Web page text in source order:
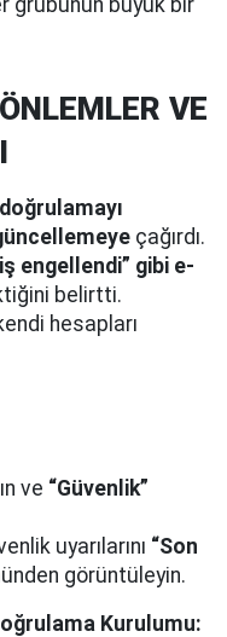
grubunun büyük bir
VE
çağırdı.
engellendi” gibi e-
belirtti.
hesapları
ve “Güvenlik”
uyarılarını “Son
görüntüleyin.
Kurulumu: